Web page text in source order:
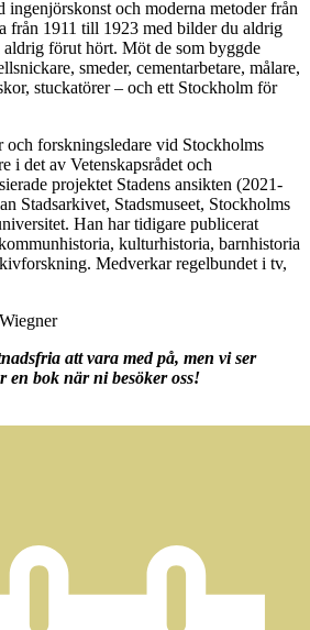
ingenjörskonst och moderna metoder från
från 1911 till 1923 med bilder du aldrig
aldrig förut hört. Möt de som byggde
smeder, cementarbetare, målare,
stuckatörer – och ett Stockholm för
och forskningsledare vid Stockholms
i det av Vetenskapsrådet och
projektet Stadens ansikten (2021-
Stadsarkivet, Stadsmuseet, Stockholms
Han har tidigare publicerat
kulturhistoria, barnhistoria
Medverkar regelbundet i tv,
att vara med på, men vi ser
en bok när ni besöker oss!